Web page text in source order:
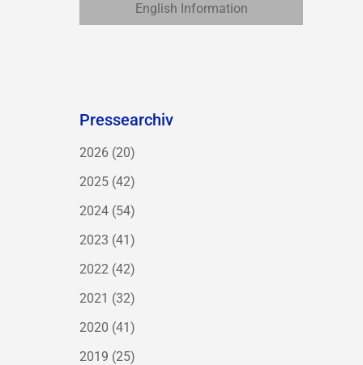
English Information
Pressearchiv
2026 (20)
2025 (42)
2024 (54)
2023 (41)
2022 (42)
2021 (32)
2020 (41)
2019 (25)